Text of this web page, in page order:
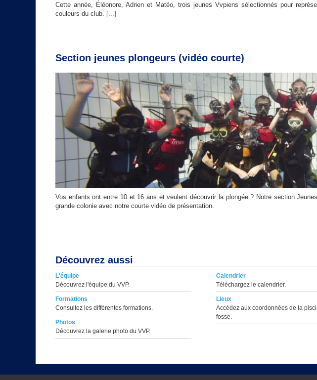
Cette année, Éléonore, Adrien et Matéo, trois jeunes Vvpiens sélectionnés pour
couleurs du club. [...]
Section jeunes plongeurs (vidéo courte)
Vos enfants ont entre 10 et 16 ans et veulent découvrir la plongée ? Notre section
grande colonie avec notre courte vidéo de présentation.
Découvrez aussi
L'équipe
Découvrez l'équipe du VVP.
Formations
Consultez les différentes formations.
Photos
Découvrez la galerie photo du VVP.
Calendrier
Téléchargez le calendrier.
Lieux
Accédez aux coordonnées de la
fosse.